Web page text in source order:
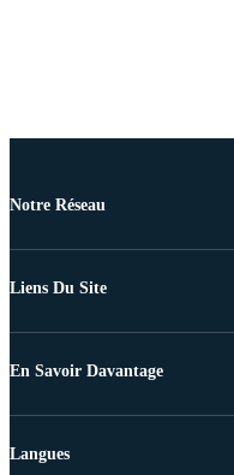
Notre Réseau
Liens Du Site
En Savoir Davantage
Langues